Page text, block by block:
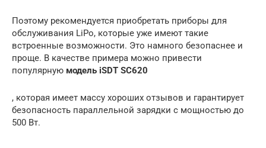
Поэтому рекомендуется приобретать приборы для
обслуживания LiPo, которые уже имеют такие
встроенные возможности. Это намного безопаснее и
проще. В качестве примера можно привести
популярную модель iSDT SC620
, которая имеет массу хороших отзывов и гарантирует
безопасность параллельной зарядки с мощностью до
500 Вт.